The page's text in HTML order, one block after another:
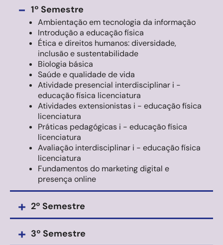
- 1º Semestre
Ambientação em tecnologia da informação
Introdução a educação física
Ética e direitos humanos: diversidade,
inclusão e sustentabilidade
Biologia básica
Saúde e qualidade de vida
Atividade presencial interdisciplinar i -
educação física licenciatura
Atividades extensionistas i - educação física
licenciatura
Práticas pedagógicas i - educação física
licenciatura
Avaliação interdisciplinar i - educação física
licenciatura
Fundamentos do marketing digital e
presença online
+ 2º Semestre
+ 3º Semestre